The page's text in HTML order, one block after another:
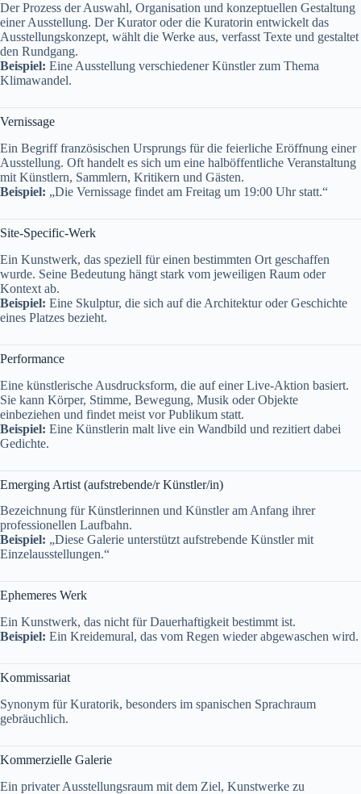
Der Prozess der Auswahl, Organisation und konzeptuellen Gestaltung
einer Ausstellung. Der Kurator oder die Kuratorin entwickelt das
Ausstellungskonzept, wählt die Werke aus, verfasst Texte und gestaltet
den Rundgang.
Beispiel: Eine Ausstellung verschiedener Künstler zum Thema
Klimawandel.
Vernissage
Ein Begriff französischen Ursprungs für die feierliche Eröffnung einer
Ausstellung. Oft handelt es sich um eine halböffentliche Veranstaltung
mit Künstlern, Sammlern, Kritikern und Gästen.
Beispiel: „Die Vernissage findet am Freitag um 19:00 Uhr statt.“
Site-Specific-Werk
Ein Kunstwerk, das speziell für einen bestimmten Ort geschaffen
wurde. Seine Bedeutung hängt stark vom jeweiligen Raum oder
Kontext ab.
Beispiel: Eine Skulptur, die sich auf die Architektur oder Geschichte
eines Platzes bezieht.
Performance
Eine künstlerische Ausdrucksform, die auf einer Live-Aktion basiert.
Sie kann Körper, Stimme, Bewegung, Musik oder Objekte
einbeziehen und findet meist vor Publikum statt.
Beispiel: Eine Künstlerin malt live ein Wandbild und rezitiert dabei
Gedichte.
Emerging Artist (aufstrebende/r Künstler/in)
Bezeichnung für Künstlerinnen und Künstler am Anfang ihrer
professionellen Laufbahn.
Beispiel: „Diese Galerie unterstützt aufstrebende Künstler mit
Einzelausstellungen.“
Ephemeres Werk
Ein Kunstwerk, das nicht für Dauerhaftigkeit bestimmt ist.
Beispiel: Ein Kreidemural, das vom Regen wieder abgewaschen wird.
Kommissariat
Synonym für Kuratorik, besonders im spanischen Sprachraum
gebräuchlich.
Kommerzielle Galerie
Ein privater Ausstellungsraum mit dem Ziel, Kunstwerke zu